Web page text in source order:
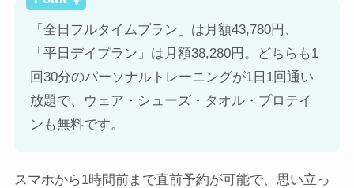
「全日フルタイムプラン」は月額43,780円、
「平日デイプラン」は月額38,280円。どちらも1
回30分のパーソナルトレーニングが1日1回通い
放題で、ウェア・シューズ・タオル・プロテイ
ンも無料です。
スマホから1時間前まで直前予約が可能で、思い立っ